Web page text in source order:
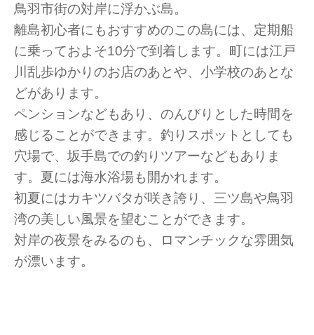
鳥羽市街の対岸に浮かぶ島。
離島初心者にもおすすめのこの島には、定期船
に乗っておよそ10分で到着します。町には江戸
川乱歩ゆかりのお店のあとや、小学校のあとな
どがあります。
ペンションなどもあり、のんびりとした時間を
感じることができます。釣りスポットとしても
穴場で、坂手島での釣りツアーなどもありま
す。夏には海水浴場も開かれます。
初夏にはカキツバタが咲き誇り、三ツ島や鳥羽
湾の美しい風景を望むことができます。
対岸の夜景をみるのも、ロマンチックな雰囲気
が漂います。